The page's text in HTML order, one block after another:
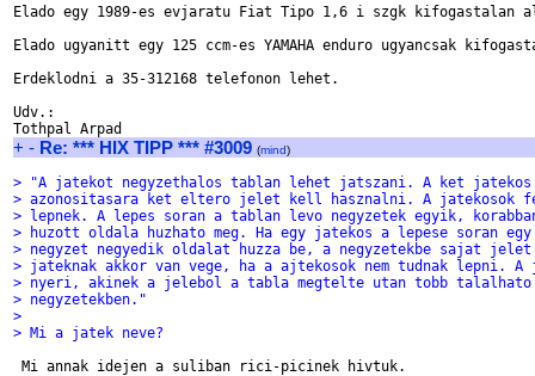
Elado egy 1989-es evjaratu Fiat Tipo 1,6 i szgk kifogastalan
Elado ugyanitt egy 125 ccm-es YAMAHA enduro ugyancsak
Erdeklodni a 35-312168 telefonon lehet.
Udv.:
+ - Re: *** HIX TIPP *** #3009 (mind)
> "A jatekot negyzethalos tablan lehet jatszani. A ket jatekos
> azonositasara ket eltero jelet kell hasznalni. A jatekosok
> lepnek. A lepes soran a tablan levo negyzetek egyik, korabban
> huzott oldala huzhato meg. Ha egy jatekos a lepese soran
> negyzet negyedik oldalat huzza be, a negyzetekbe sajat
> jateknak akkor van vege, ha a ajtekosok nem tudnak lepni. A
> nyeri, akinek a jelebol a tabla megtelte utan tobb talalhato
> negyzetekben."
>
> Mi a jatek neve?
Mi annak idejen a suliban rici-picinek hivtuk.